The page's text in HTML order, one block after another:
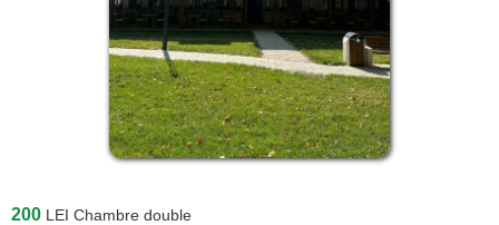
200 LEI Chambre double